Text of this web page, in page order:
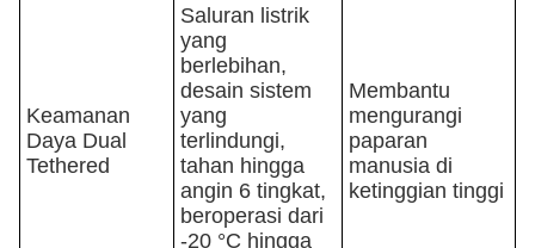
Keamanan
Daya Dual
Tethered
Saluran listrik
yang
berlebihan,
desain sistem
yang
terlindungi,
tahan hingga
angin 6 tingkat,
beroperasi dari
-20 °C hingga
Membantu
mengurangi
paparan
manusia di
ketinggian tinggi